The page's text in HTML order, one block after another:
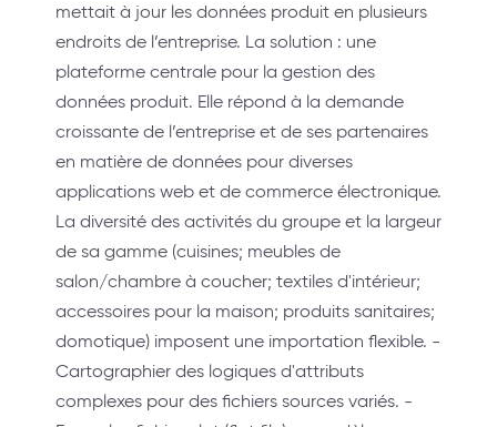
mettait à jour les données produit en plusieurs
endroits de l’entreprise. La solution : une
plateforme centrale pour la gestion des
données produit. Elle répond à la demande
croissante de l’entreprise et de ses partenaires
en matière de données pour diverses
applications web et de commerce électronique.
La diversité des activités du groupe et la largeur
de sa gamme (cuisines; meubles de
salon/chambre à coucher; textiles d'intérieur;
accessoires pour la maison; produits sanitaires;
domotique) imposent une importation flexible. -
Cartographier des logiques d'attributs
complexes pour des fichiers sources variés. -